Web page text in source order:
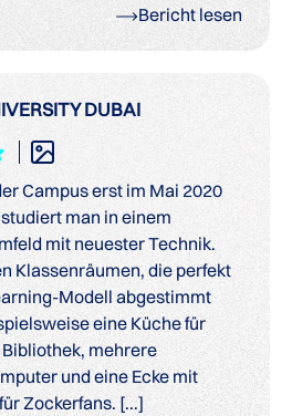
Bericht lesen
DUBAI
Campus erst im Mai 2020
man in einem
mit neuester Technik.
Klassenräumen, die perfekt
Modell abgestimmt
eine Küche für
mehrere
und eine Ecke mit
Zockerfans. [...]